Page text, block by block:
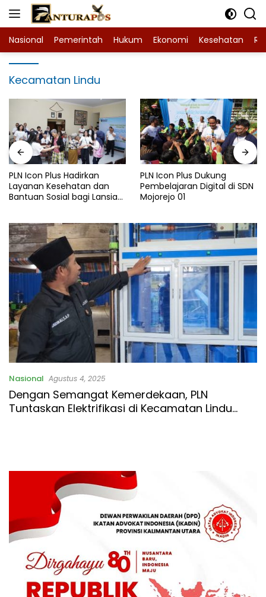
Langsung
Nasional Pemerintah Hukum Ekonomi Kesehatan
Kecamatan Lindu
PLN Icon Plus Hadirkan
Layanan Kesehatan dan
Bantuan Sosial bagi Lansia
PLN Icon Plus Dukung
Pembelajaran Digital di SDN
Mojorejo 01
Nasional Agustus 4, 2025
Dengan Semangat Kemerdekaan, PLN
Tuntaskan Elektrifikasi di Kecamatan Lindu